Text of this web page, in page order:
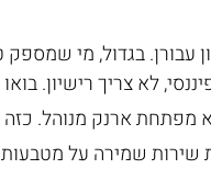
עבורן. בגדול, מי
לא צריך רישיון. בואו
מפתחת ארנק מנוהל.
שמירה על מטבעות